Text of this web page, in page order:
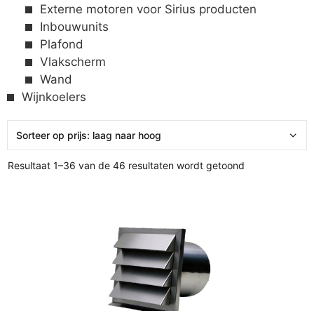
Externe motoren voor Sirius producten
Inbouwunits
Plafond
Vlakscherm
Wand
Wijnkoelers
Resultaat 1–36 van de 46 resultaten wordt getoond